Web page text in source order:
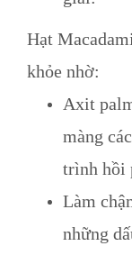
Hạt
khỏe nhờ:
Axit
màng
trình hồi
Làm
những